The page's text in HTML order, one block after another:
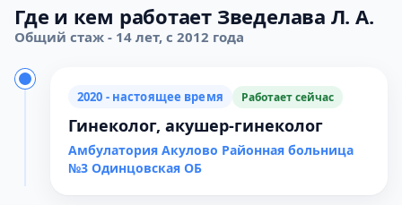
Где и кем работает Зведелава Л. А.
Общий стаж - 14 лет, с 2012 года
2020 - настоящее время Работает сейчас
Гинеколог, акушер-гинеколог
Амбулатория Акулово Районная больница
№3 Одинцовская ОБ